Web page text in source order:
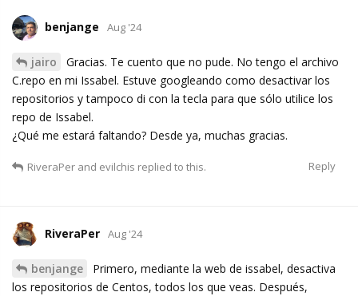
benjange Aug '24
jairo
Gracias. Te cuento que no pude. No tengo el archivo
C.repo en mi Issabel. Estuve googleando como desactivar los
repositorios y tampoco di con la tecla para que sólo utilice los
repo de Issabel.
¿Qué me estará faltando? Desde ya, muchas gracias.
Reply
RiveraPer and evilchis replied to this.
RiveraPer Aug '24
benjange
Primero, mediante la web de issabel, desactiva
los repositorios de Centos, todos los que veas. Después,